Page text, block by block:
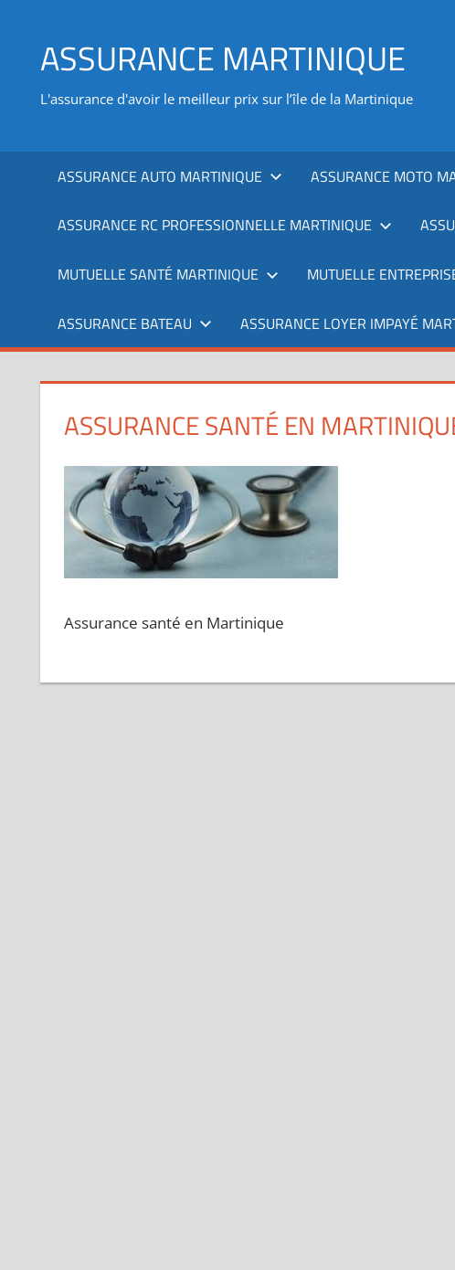
contenuASSURANCE MARTINIQUE
L'assurance d'avoir le meilleur prix sur l’île de la Martinique
ASSURANCE AUTO MARTINIQUE ASSURANCE MOTO
ASSURANCE RC PROFESSIONNELLE MARTINIQUE
MUTUELLE SANTÉ MARTINIQUE MUTUELLE
ASSURANCE BATEAU ASSURANCE LOYER IMPAYÉ
ASSURANCE SANTÉ EN
Assurance santé en Martinique